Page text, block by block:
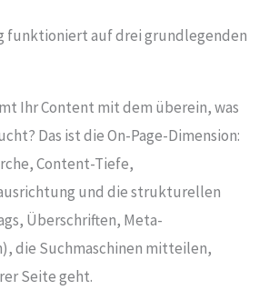
funktioniert auf drei grundlegenden
Ihr Content mit dem überein, was
Das ist die On-Page-Dimension:
Content-Tiefe,
und die strukturellen
Überschriften, Meta-
die Suchmaschinen mitteilen,
Seite geht.